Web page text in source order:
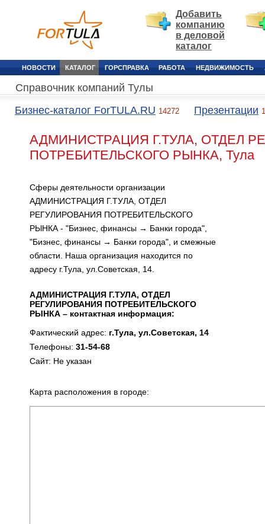
Добавить
компанию
в деловой
каталог
НОВОСТИ КАТАЛОГ ГОРСПРАВКА РАБОТА НЕДВИЖИМОСТЬ
Справочник компаний Тулы
Бизнес-каталог ForTULA.RU 14272 Презентации
АДМИНИСТРАЦИЯ Г.ТУЛА, ОТДЕЛ
ПОТРЕБИТЕЛЬСКОГО РЫНКА, Тула
Сферы деятельности организации
АДМИНИСТРАЦИЯ Г.ТУЛА, ОТДЕЛ
РЕГУЛИРОВАНИЯ ПОТРЕБИТЕЛЬСКОГО
РЫНКА - "Бизнес, финансы → Банки города",
"Бизнес, финансы → Банки города", и смежные
области. Наша организация находится по
адресу г.Тула, ул.Советская, 14.
АДМИНИСТРАЦИЯ Г.ТУЛА, ОТДЕЛ
РЕГУЛИРОВАНИЯ ПОТРЕБИТЕЛЬСКОГО
РЫНКА – контактная информация:
Фактический адрес: г.Тула, ул.Советская, 14
Телефоны: 31-54-68
Сайт: Не указан
Карта расположения в городе: